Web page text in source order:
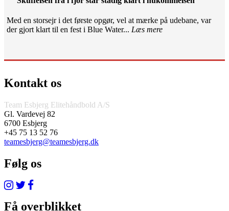
Med en storsejr i det første opgør, vel at mærke på udebane, var
der gjort klart til en fest i Blue Water... Læs mere
Kontakt os
Team Esbjerg Elitehåndbold A/S
Gl. Vardevej 82
6700 Esbjerg
+45 75 13 52 76
teamesbjerg@teamesbjerg.dk
Følg os
Få overblikket